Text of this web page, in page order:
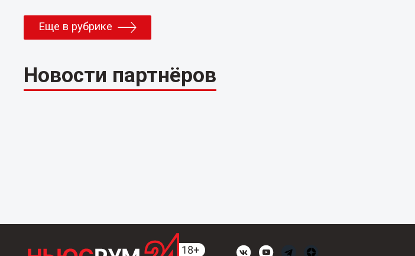
Еще в рубрике
Новости партнёров